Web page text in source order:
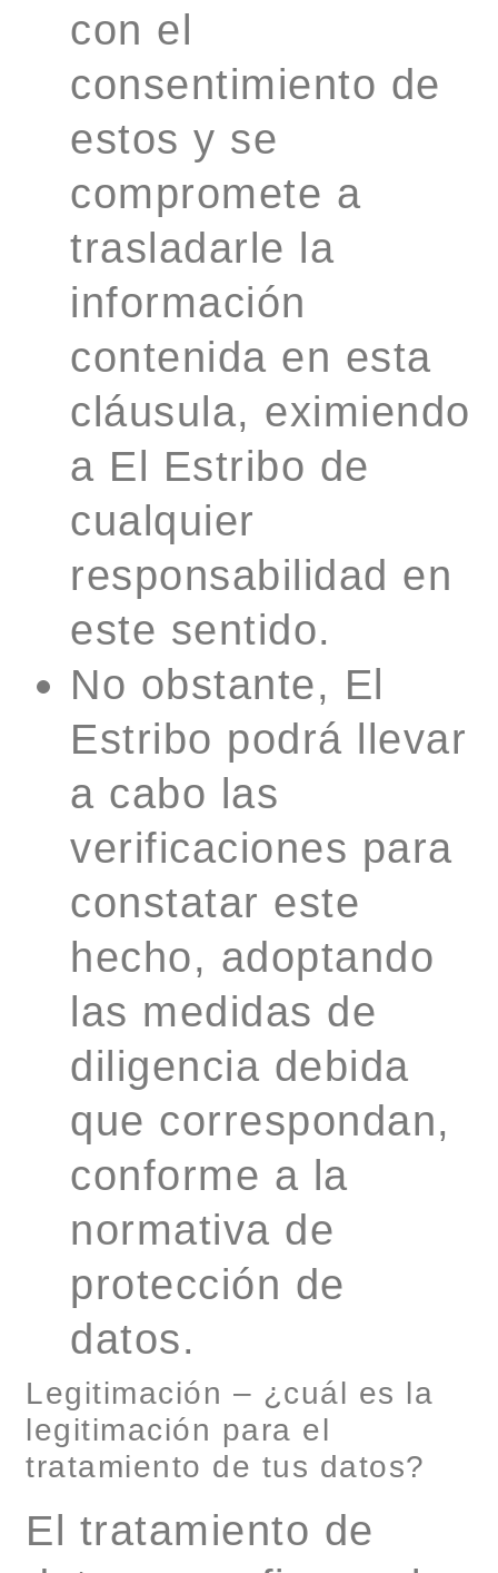
con el
consentimiento de
estos y se
compromete a
trasladarle la
información
contenida en esta
cláusula, eximiendo
a El Estribo de
cualquier
responsabilidad en
este sentido.
No obstante, El
Estribo podrá llevar
a cabo las
verificaciones para
constatar este
hecho, adoptando
las medidas de
diligencia debida
que correspondan,
conforme a la
normativa de
protección de
datos.
Legitimación – ¿cuál es la
legitimación para el
tratamiento de tus datos?
El tratamiento de